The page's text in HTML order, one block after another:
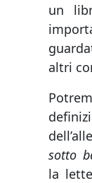
un
altri
sotto
la